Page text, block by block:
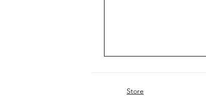
Store